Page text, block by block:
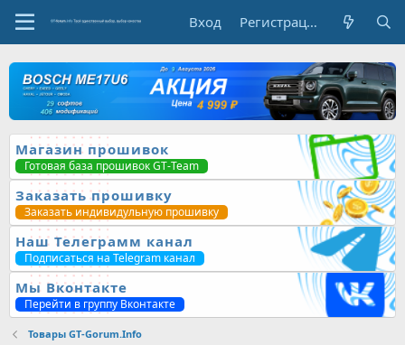
Вход Регистрация
Магазин прошивок
Готовая база прошивок GT-Team
Заказать прошивку
Заказать индивидульную прошивку
Наш Телеграмм канал
Подписаться на Telegram канал
Мы Вконтакте
Перейти в группу Вконтакте
Товары GT-Gorum.Info